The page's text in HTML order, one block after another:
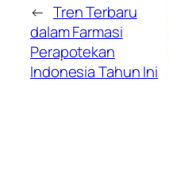
← Tren Terbaru
dalam Farmasi
Perapotekan
Indonesia Tahun Ini